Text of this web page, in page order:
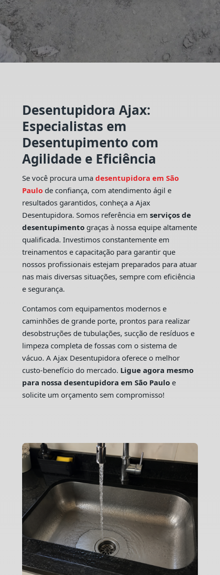
Desentupidora Ajax:
Especialistas em
Desentupimento com
Agilidade e Eficiência
Se você procura uma desentupidora em São
Paulo de confiança, com atendimento ágil e
resultados garantidos, conheça a Ajax
Desentupidora. Somos referência em serviços de
desentupimentograças à nossa equipe altamente
qualificada. Investimos constantemente em
treinamentos e capacitação para garantir que
nossos profissionais estejam preparados para atuar
nas mais diversas situações, sempre com eficiência
e segurança.
Contamos com equipamentos modernos e
caminhões de grande porte, prontos para realizar
desobstruções de tubulações, sucção de resíduos e
limpeza completa de fossas com o sistema de
vácuo. A Ajax Desentupidora oferece o melhor
custo-benefício do mercado. Ligue agora mesmo
para nossa desentupidora em São Pauloe
solicite um orçamento sem compromisso!